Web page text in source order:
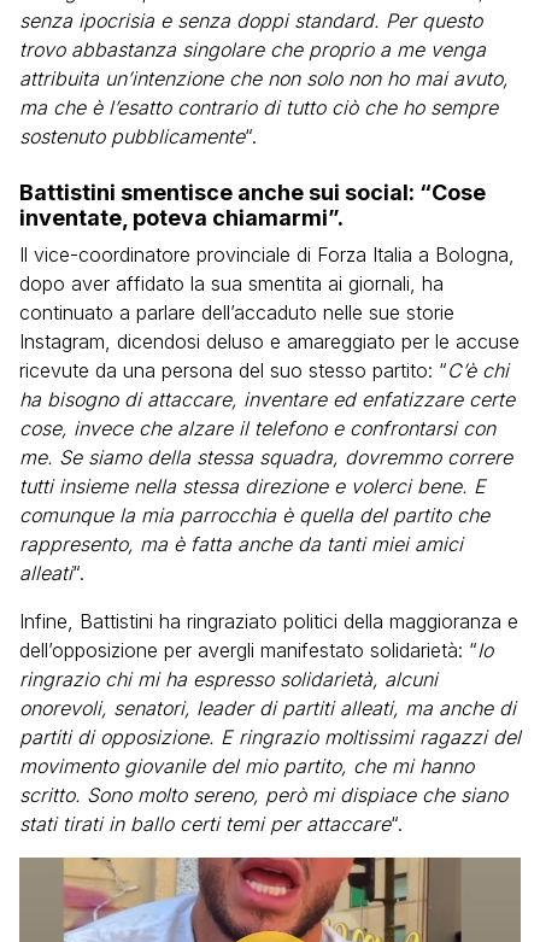
senza ipocrisia e senza doppi standard. Per questo
trovo abbastanza singolare che proprio a me venga
attribuita un’intenzione che non solo non ho mai avuto,
ma che è l’esatto contrario di tutto ciò che ho sempre
sostenuto pubblicamente“.
Battistini smentisce anche sui social: “Cose
inventate, poteva chiamarmi”.
Il vice-coordinatore provinciale di Forza Italia a Bologna,
dopo aver affidato la sua smentita ai giornali, ha
continuato a parlare dell’accaduto nelle sue storie
Instagram, dicendosi deluso e amareggiato per le accuse
ricevute da una persona del suo stesso partito: “C’è chi
ha bisogno di attaccare, inventare ed enfatizzare certe
cose, invece che alzare il telefono e confrontarsi con
me. Se siamo della stessa squadra, dovremmo correre
tutti insieme nella stessa direzione e volerci bene. E
comunque la mia parrocchia è quella del partito che
rappresento, ma è fatta anche da tanti miei amici
alleati“.
Infine, Battistini ha ringraziato politici della maggioranza e
dell’opposizione per avergli manifestato solidarietà: “Io
ringrazio chi mi ha espresso solidarietà, alcuni
onorevoli, senatori, leader di partiti alleati, ma anche di
partiti di opposizione. E ringrazio moltissimi ragazzi del
movimento giovanile del mio partito, che mi hanno
scritto. Sono molto sereno, però mi dispiace che siano
stati tirati in ballo certi temi per attaccare“.